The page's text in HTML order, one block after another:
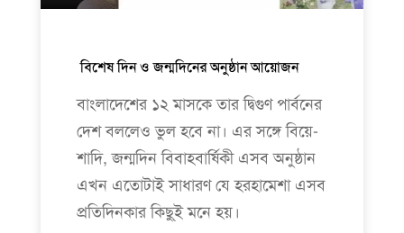
বিশেষ দিন ও জন্মদিনের অনুষ্ঠান আয়োজন
বাংলাদেশের ১২ মাসকে তার দ্বিগুণ পার্বনের
দেশ বললেও ভুল হবে না। এর সঙ্গে বিয়ে-
শাদি, জন্মদিন বিবাহবার্ষিকী এসব অনুষ্ঠান
এখন এতোটাই সাধারণ যে হরহামেশা এসব
প্রতিদিনকার কিছু্ই মনে হয়।